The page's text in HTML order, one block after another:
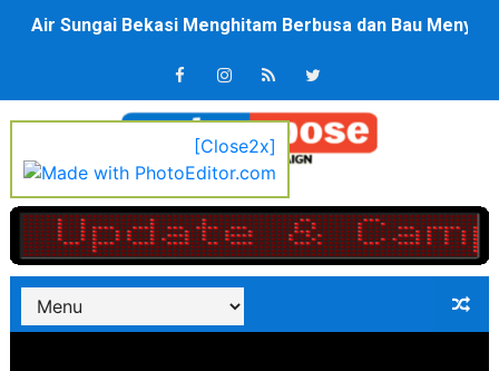
Air Sungai Bekasi Menghitam Berbusa dan Bau
Polres Metro Bekasi Buru Pemasok Sabu, Diduga
Kepala SD Negeri Tanah Goyang Salurkan Dana PIP
Dugaan Korupsi Dermaga Oelabuhan SulaimanBerau
Lion Grup Buka Rute KNO- Madina, Pesawat 60 Sit
Tahun 50-An Bekasi Pernah di Pimpin Dua Bupati
Si-Data Jadi Inovasi Baru Pemkab Bekasi Tekan Angka
[Close2x]